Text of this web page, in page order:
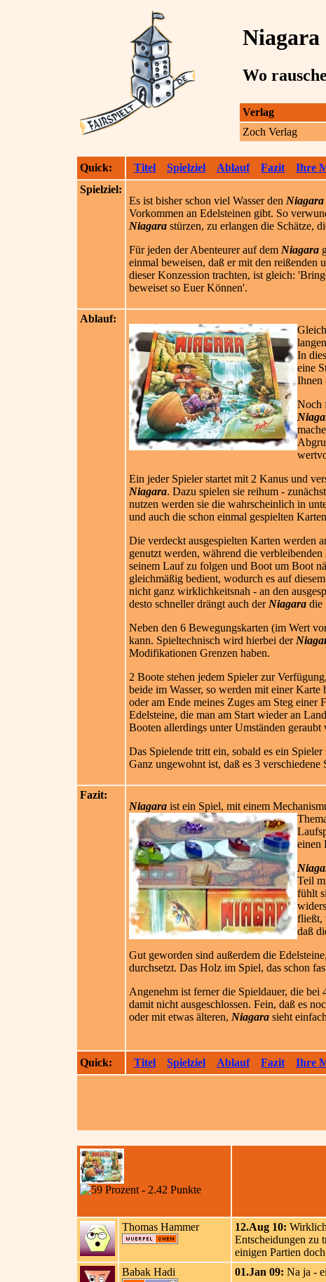
Niagara
Wo
Verlag
Zoch Verlag
Quick: Titel Spielziel Ablauf Fazit Ihre
Spielziel:
Es ist bisher schon viel Wasser den Niagara
Vorkommen an Edelsteinen gibt. So
Niagara stürzen, zu erlangen die Schätze,
Für jeden der Abenteurer auf dem Niagara
einmal beweisen, daß er mit den reißenden
dieser Konzession trachten, ist gleich:
beweiset so Euer Können'.
Ablauf:
In
eine
Ihnen
Noch
Ein jeder Spieler startet mit 2 Kanus und
Niagara. Dazu spielen sie reihum -
nutzen werden sie die wahrscheinlich in
und auch die schon einmal gespielten
Die verdeckt ausgespielten Karten werden
genutzt werden, während die
seinem Lauf zu folgen und Boot um Boot
gleichmäßig bedient, wodurch es auf
nicht ganz wirklichkeitsnah - an den
desto schneller drängt auch der Niagara die
Neben den 6 Bewegungskarten (im Wert
kann. Spieltechnisch wird hierbei der
Modifikationen Grenzen haben.
2 Boote stehen jedem Spieler zur
beide im Wasser, so werden mit einer
oder am Ende meines Zuges am Steg einer
Edelsteine, die man am Start wieder an
Booten allerdings unter Umständen
Das Spielende tritt ein, sobald es ein
Ganz ungewohnt ist, daß es 3
Fazit:
Niagara ist ein Spiel, mit einem
einen
Teil
fühlt
fließt,
daß
Gut geworden sind außerdem die
durchsetzt. Das Holz im Spiel, das schon
Angenehm ist ferner die Spieldauer, die
damit nicht ausgeschlossen. Fein, daß es
oder mit etwas älteren, Niagara sieht
Quick:
Titel Spielziel Ablauf Fazit Ihre
Thomas Hammer 12.Aug 10:
Entscheidungen zu
einigen Partien
Babak Hadi
01.Jan 09: Na ja -